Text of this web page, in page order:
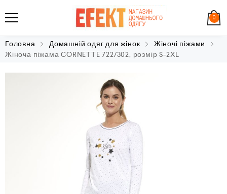
0
Головна Домашній одяг для жінок
Жіночі піжами
Жіноча піжама CORNETTE 722/302, розмір S-2XL